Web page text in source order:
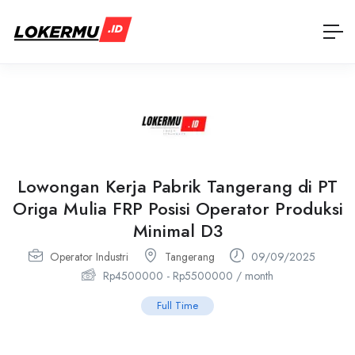
Lowongan Kerja Pabrik Tangerang di PT
Origa Mulia FRP Posisi Operator Produksi
Minimal D3
Operator Industri Tangerang
09/09/2025
Rp4500000 - Rp5500000 / month
Full Time